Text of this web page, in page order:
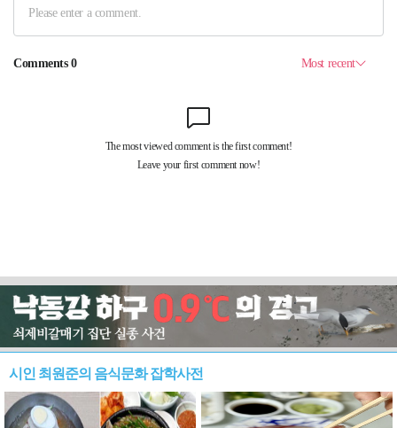
시인 최원준의 음식문화 잡학사전